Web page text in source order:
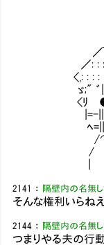
,
／￣￣
／: : : : : : : : :
<,: : : : :/: : :
ゞ;" ゛||｀ヾｿ'"
<ﾘ ● ●
|=-|| ||=＝
ﾍ=|| r‐-､
/⌒l,｀ﾆ｀, ||
/ /= i
| l= | 圭圭
2141 ： 隔壁内の名無し
そんな権利いらね
2144 ： 隔壁内の名無し
つまりやる夫の行